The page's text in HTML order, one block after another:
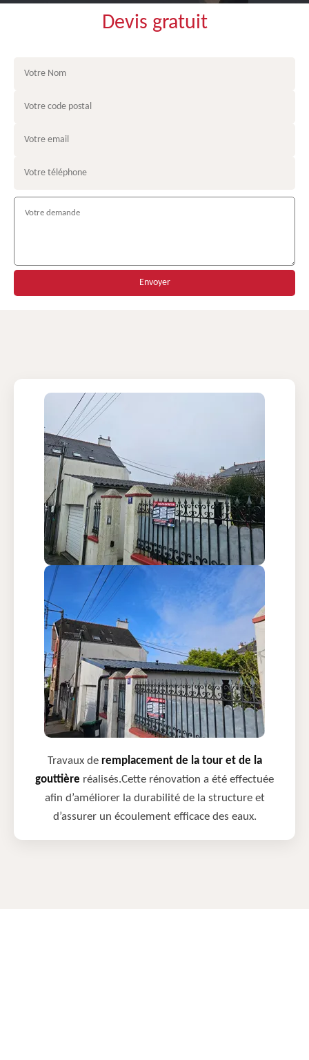
Devis gratuit
Travaux de remplacement de la tour et de la
gouttière réalisés.Cette rénovation a été effectuée
afin d’améliorer la durabilité de la structure et
d’assurer un écoulement efficace des eaux.